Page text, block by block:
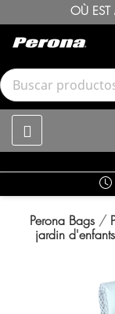
OÙ
Perona Bags
jardin d'enfants